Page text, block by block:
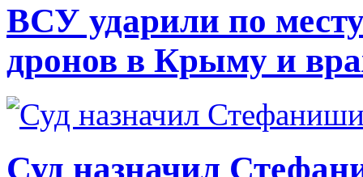
ВСУ ударили по
дронов в Крыму и
Суд назначил